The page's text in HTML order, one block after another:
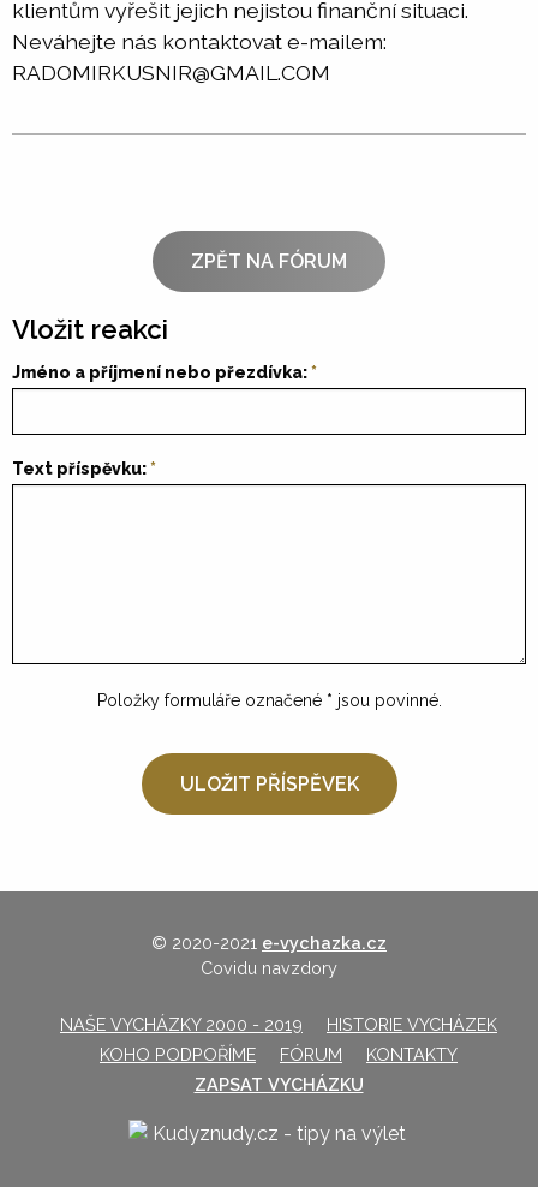
klientům vyřešit jejich nejistou finanční situaci.
Neváhejte nás kontaktovat e-mailem:
RADOMIRKUSNIR@GMAIL.COM
ZPĚT NA FÓRUM
Vložit reakci
Jméno a příjmení nebo přezdívka:
Text příspěvku:
Položky formuláře označené * jsou povinné.
© 2020-2021 e-vychazka.cz
Covidu navzdory
NAŠE VYCHÁZKY 2000 - 2019
HISTORIE VYCHÁZEK
KOHO PODPOŘÍME
FÓRUM
KONTAKTY
ZAPSAT VYCHÁZKU